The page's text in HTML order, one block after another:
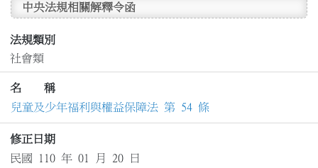
中央法規相關解釋令函
法規類別
社會類
名 稱
兒童及少年福利與權益保障法 第 54 條
修正日期
民國 110 年 01 月 20 日